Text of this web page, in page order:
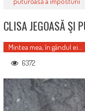
CLISA JEGOASĂ ŞI
Mintea mea, în gândul ei...
6372